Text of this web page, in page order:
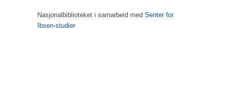
Nasjonalbiblioteket i samarbeid med Senter for
Ibsen-studier